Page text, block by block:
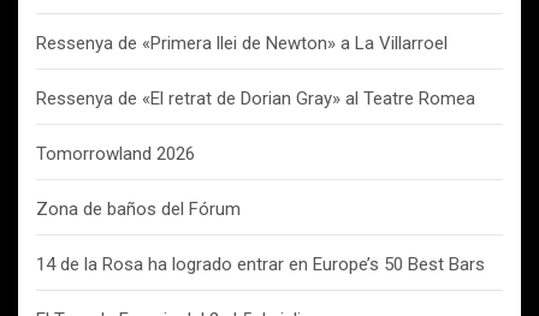
Ressenya de «Primera llei de Newton» a La Villarroel
Ressenya de «El retrat de Dorian Gray» al Teatre Romea
Tomorrowland 2026
Zona de baños del Fórum
14 de la Rosa ha logrado entrar en Europe’s 50 Best Bars